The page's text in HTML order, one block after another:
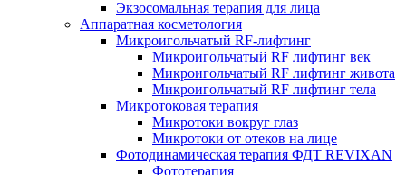
Экзосомальная терапия для лица
Аппаратная косметология
Микроигольчатый RF-лифтинг
Микроигольчатый RF лифтинг век
Микроигольчатый RF лифтинг живота
Микроигольчатый RF лифтинг тела
Микротоковая терапия
Микротоки вокруг глаз
Микротоки от отеков на лице
Фотодинамическая терапия ФДТ REVIXAN
Фототерапия